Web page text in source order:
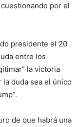
por el
presidente el 20
entre los
la victoria
la duda sea el único
de que habrá una